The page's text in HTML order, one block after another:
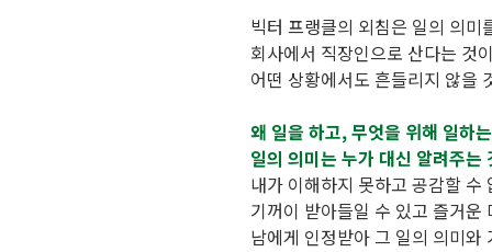
빅터 프랭클의 외침은 일의 의
회사에서 직장인으로 산다는 것
어떤 상황에서도 흔들리지 않을
왜 일을 하고, 무엇을 위해 일하
일의 의미는 누가 대신 알려주
내가 이해하지 못하고 공감할
기꺼이 받아들일 수 있고 즐거
남에게 인정받아 그 일의 의미